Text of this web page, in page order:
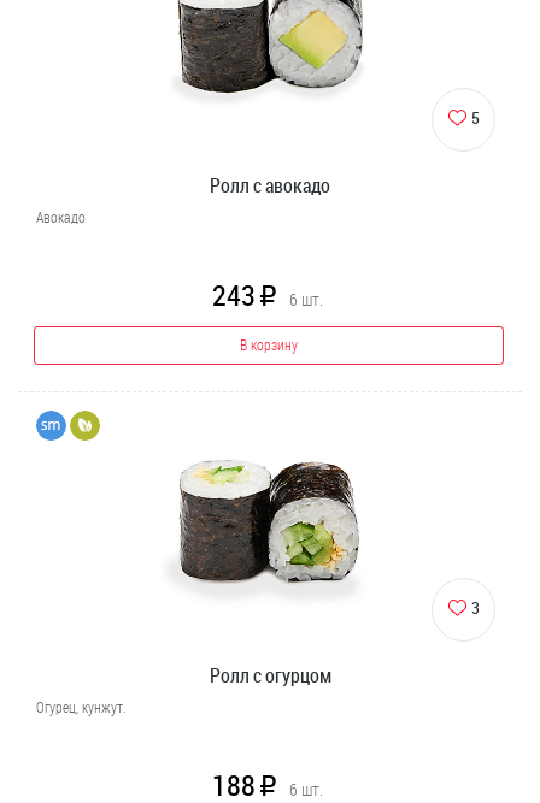
5
Ролл с авокадо
Авокадо
243 R 6 шт.
В корзину
3
Ролл с огурцом
Огурец, кунжут.
188 R 6 шт.